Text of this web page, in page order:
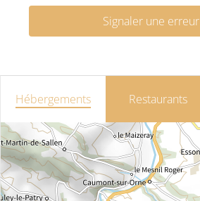
Signaler une erreur
Hébergements Restaurants